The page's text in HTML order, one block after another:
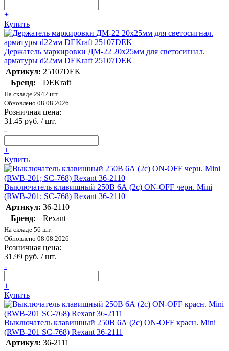
+
Купить
Держатель маркировки ДМ-22 20х25мм для светосигнал.
арматуры d22мм DEKraft 25107DEK
Артикул: 25107DEK
Бренд:
DEKraft
На складе 2942 шт.
Обновлено 08.08.2026
Розничная цена:
31.45 руб. / шт.
-
+
Купить
Выключатель клавишный 250В 6А (2с) ON-OFF черн. Mini
(RWB-201; SC-768) Rexant 36-2110
Артикул: 36-2110
Бренд:
Rexant
На складе 56 шт.
Обновлено 08.08.2026
Розничная цена:
31.99 руб. / шт.
-
+
Купить
Выключатель клавишный 250В 6А (2с) ON-OFF красн. Mini
(RWB-201 SC-768) Rexant 36-2111
Артикул: 36-2111